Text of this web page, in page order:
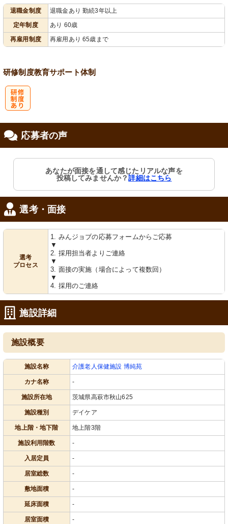
退職金制度
退職金あり 勤続3年以上
定年制度
あり 60歳
再雇用制度
再雇用あり 65歳まで
研修制度教育サポート体制
応募者の声
あなたが面接を通して感じたリアルな声を
投稿してみませんか？詳細はこちら
選考・面接
選考
プロセス
1. みんジョブの応募フォームからご応募
▼
2. 採用担当者よりご連絡
▼
3. 面接の実施（場合によって複数回）
▼
4. 採用のご連絡
施設詳細
施設概要
施設名称 介護老人保健施設 博純苑
カナ名称 -
施設所在地 茨城県高萩市秋山625
施設種別 デイケア
地上階・地下階 地上階3階
施設利用階数 -
入居定員 -
居室総数 -
敷地面積 -
延床面積 -
居室面積 -